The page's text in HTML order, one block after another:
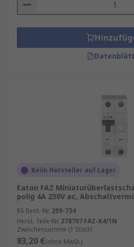
Beim Hersteller auf Lager
Eaton FAZ
polig 4A 230V ac,
RS Best.-Nr. 259-734
Herst. Teile-Nr. 278707 FAZ-K4/1N
Zwischensumme (1 Stück)
83,20 €(ohne MwSt.)